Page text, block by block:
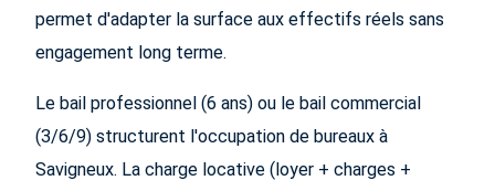
permet d'adapter la surface aux effectifs réels sans
engagement long terme.
Le bail professionnel (6 ans) ou le bail commercial
(3/6/9) structurent l'occupation de bureaux à
Savigneux. La charge locative (loyer + charges +